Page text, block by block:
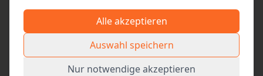
Anfahrt
Alle akzeptieren
Auswahl speichern
Nur notwendige akzeptieren